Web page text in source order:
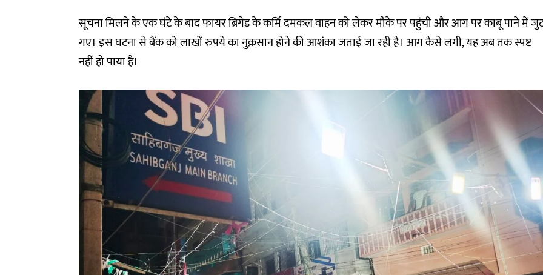
सूचना मिलने के एक घंटे के बाद फायर ब्रिगेड के कर्मि दमकल वाहन को लेकर मौके पर पहुंची और आग पर काबू पाने में
गए। इस घटना से बैंक को लाखों रुपये का नुक़सान होने की आशंका जताई जा रही है। आग कैसे लगी, यह अब तक स्पष्ट
नहीं हो पाया है।